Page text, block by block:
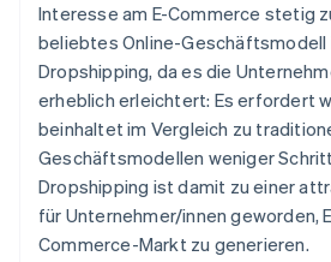
Wählen Sie ein Zahlungssystem
Richten Sie den Versand ein
Investieren Sie in Marketing
Priorisieren Sie Kundenservice
Interesse am E-Commerce stetig
beliebtes Online-Geschäftsmodell
Dropshipping, da es die
erheblich erleichtert: Es erfordert
beinhaltet im Vergleich zu
Geschäftsmodellen weniger
Dropshipping ist damit zu einer
für Unternehmer/innen geworden,
Commerce-Markt zu generieren.